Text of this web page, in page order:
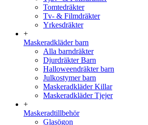
Tomtedräkter
Tv- & Filmdräkter
Yrkesdräkter
+
Maskeradkläder barn
Alla barndräkter
Djurdräkter Barn
Halloweendräkter barn
Julkostymer barn
Maskeradkläder Killar
Maskeradkläder Tjejer
+
Maskeradtillbehör
Glasögon